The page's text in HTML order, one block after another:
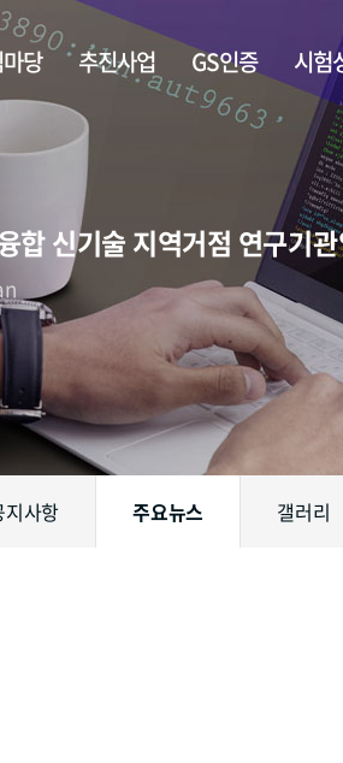
당 추진사업 GS인증 시험
합 신기술 지역거점 연구기
지사항 주요뉴스 갤러리